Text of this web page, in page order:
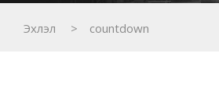
Эхлэл > countdown